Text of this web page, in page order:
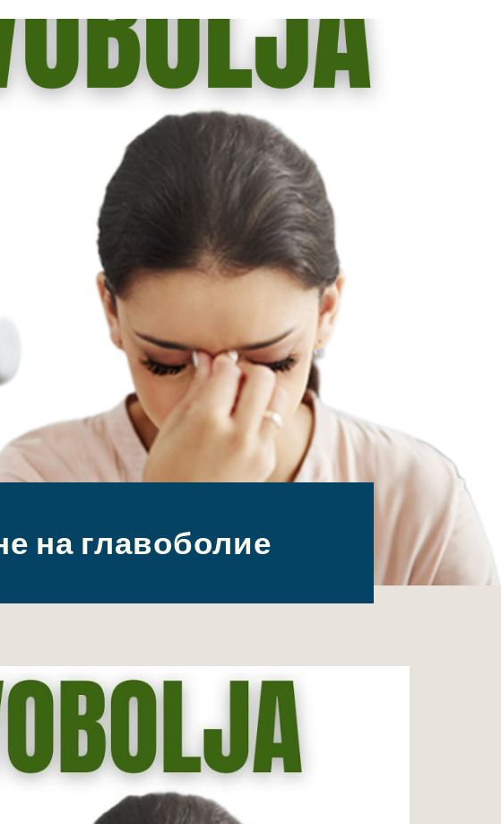
на главоболие